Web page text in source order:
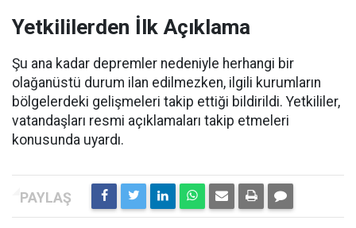
Yetkililerden İlk Açıklama
Şu ana kadar depremler nedeniyle herhangi bir
olağanüstü durum ilan edilmezken, ilgili kurumların
bölgelerdeki gelişmeleri takip ettiği bildirildi. Yetkililer,
vatandaşları resmi açıklamaları takip etmeleri
konusunda uyardı.